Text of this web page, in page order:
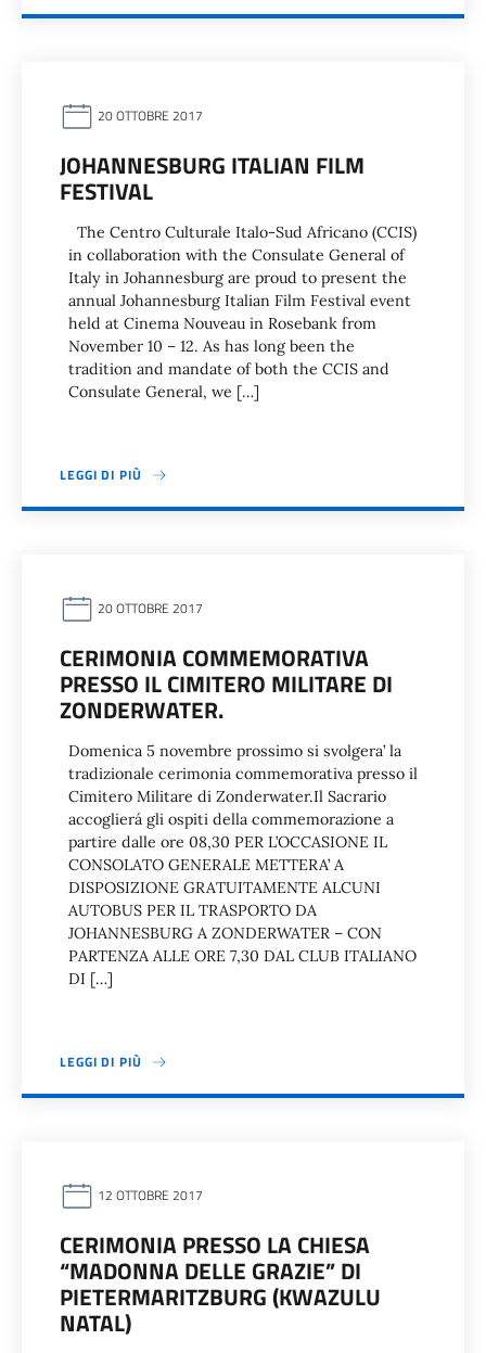
20 OTTOBRE 2017
JOHANNESBURG ITALIAN FILM
FESTIVAL
The Centro Culturale Italo-Sud Africano (CCIS)
in collaboration with the Consulate General of
Italy in Johannesburg are proud to present the
annual Johannesburg Italian Film Festival event
held at Cinema Nouveau in Rosebank from
November 10 – 12. As has long been the
tradition and mandate of both the CCIS and
Consulate General, we […]
LEGGI DI PIÙ
20 OTTOBRE 2017
CERIMONIA COMMEMORATIVA
PRESSO IL CIMITERO MILITARE DI
ZONDERWATER.
Domenica 5 novembre prossimo si svolgera’ la
tradizionale cerimonia commemorativa presso il
Cimitero Militare di Zonderwater.Il Sacrario
accoglierá gli ospiti della commemorazione a
partire dalle ore 08,30 PER L’OCCASIONE IL
CONSOLATO GENERALE METTERA’ A
DISPOSIZIONE GRATUITAMENTE ALCUNI
AUTOBUS PER IL TRASPORTO DA
JOHANNESBURG A ZONDERWATER – CON
PARTENZA ALLE ORE 7,30 DAL CLUB ITALIANO
DI […]
LEGGI DI PIÙ
12 OTTOBRE 2017
CERIMONIA PRESSO LA CHIESA
“MADONNA DELLE GRAZIE” DI
PIETERMARITZBURG (KWAZULU
NATAL)